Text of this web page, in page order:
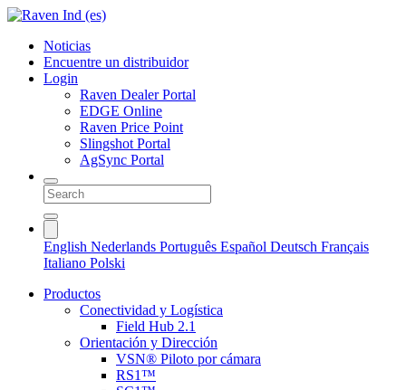
Noticias
Encuentre un distribuidor
Login
Raven Dealer Portal
EDGE Online
Raven Price Point
Slingshot Portal
AgSync Portal
English Nederlands Português Español Deutsch Français
Italiano Polski
Productos
Conectividad y Logística
Field Hub 2.1
Orientación y Dirección
VSN® Piloto por cámara
RS1™